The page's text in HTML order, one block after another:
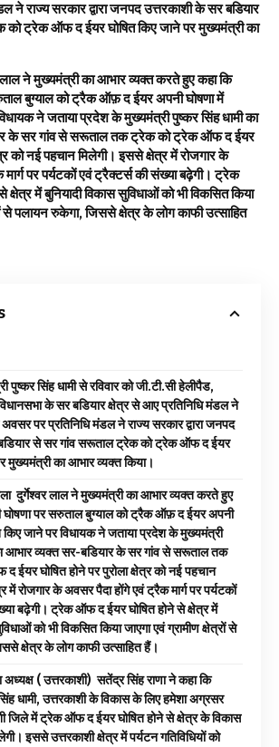
ने राज्य सरकार द्वारा जनपद उत्तरकाशी के सर बडियार
ट्रेक ऑफ द ईयर घोषित किए जाने पर मुख्यमंत्री का
लाल ने मुख्यमंत्री का आभार व्यक्त करते हुए कहा कि
बुग्याल को ट्रैक ऑफ़ द ईयर अपनी घोषणा में
ने जताया प्रदेश के मुख्यमंत्री पुष्कर सिंह धामी का
के सर गांव से सरूताल तक ट्रेक को ट्रेक ऑफ द ईयर
को नई पहचान मिलेगी। इससे क्षेत्र में रोजगार के
पर पर्यटकों एवं ट्रैक्टर्स की संख्या बढ़ेगी। ट्रेक
में बुनियादी विकास सुविधाओं को भी विकसित किया
से पलायन रुकेगा, जिससे क्षेत्र के लोग काफी उत्साहित
पुष्कर सिंह धामी से रविवार को जी.टी.सी हेलीपैड,
के सर बडियार क्षेत्र से आए प्रतिनिधि मंडल ने
पर प्रतिनिधि मंडल ने राज्य सरकार द्वारा जनपद
से सर गांव सरूताल ट्रेक को ट्रेक ऑफ द ईयर
मुख्यमंत्री का आभार व्यक्त किया।
दुर्गेश्वर लाल ने मुख्यमंत्री का आभार व्यक्त करते हुए
घोषणा पर सरुताल बुग्याल को ट्रैक ऑफ़ द ईयर अपनी
किए जाने पर विधायक ने जताया प्रदेश के मुख्यमंत्री
आभार व्यक्त सर-बडियार के सर गांव से सरूताल तक
ईयर घोषित होने पर पुरोला क्षेत्र को नई पहचान
में रोजगार के अवसर पैदा होंगे एवं ट्रैक मार्ग पर पर्यटकों
बढ़ेगी। ट्रेक ऑफ द ईयर घोषित होने से क्षेत्र में
को भी विकसित किया जाएगा एवं ग्रामीण क्षेत्रों से
क्षेत्र के लोग काफी उत्साहित हैं।
अध्यक्ष ( उत्तरकाशी) सतेंद्र सिंह राणा ने कहा कि
धामी, उत्तरकाशी के विकास के लिए हमेशा अग्रसर
जिले में ट्रेक ऑफ द ईयर घोषित होने से क्षेत्र के विकास
इससे उत्तरकाशी क्षेत्र में पर्यटन गतिविधियों को